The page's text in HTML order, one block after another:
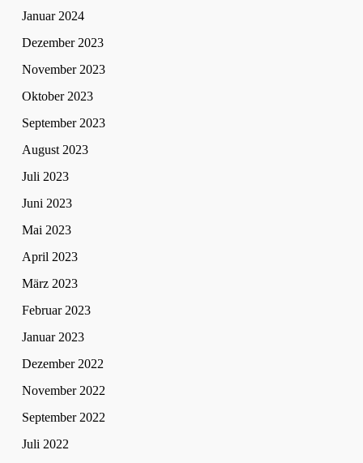
Januar 2024
Dezember 2023
November 2023
Oktober 2023
September 2023
August 2023
Juli 2023
Juni 2023
Mai 2023
April 2023
März 2023
Februar 2023
Januar 2023
Dezember 2022
November 2022
September 2022
Juli 2022